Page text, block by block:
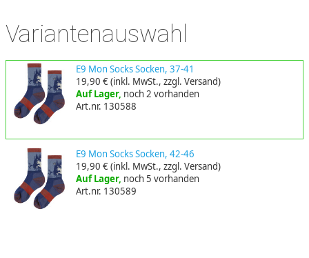
Variantenauswahl
E9 Mon Socks Socken, 37-41
19,90 €(inkl. MwSt., zzgl. Versand)
Auf Lager, noch 2 vorhanden
Art.nr. 130588
E9 Mon Socks Socken, 42-46
19,90 €(inkl. MwSt., zzgl. Versand)
Auf Lager, noch 5 vorhanden
Art.nr. 130589